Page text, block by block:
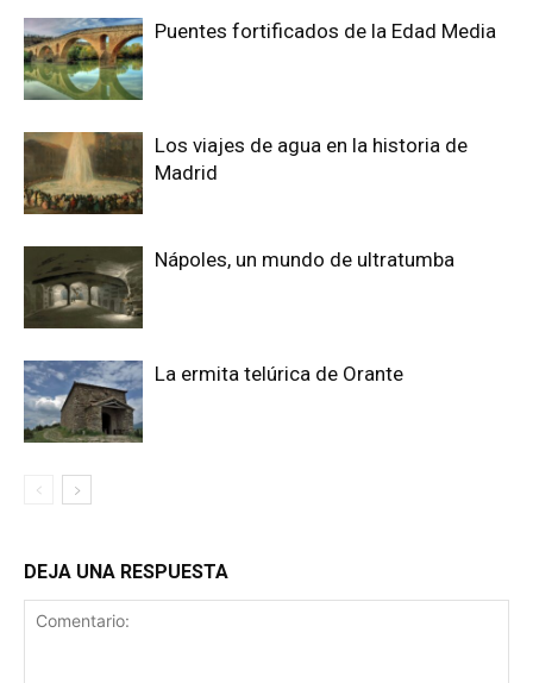
Puentes fortificados de la Edad Media
Los viajes de agua en la historia de
Madrid
Nápoles, un mundo de ultratumba
La ermita telúrica de Orante
DEJA UNA RESPUESTA